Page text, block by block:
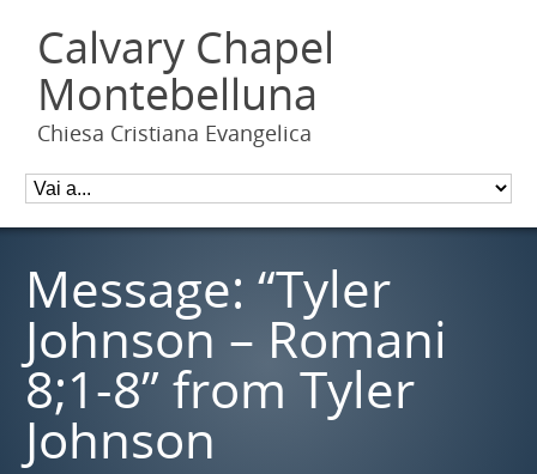
Calvary Chapel
Montebelluna
Chiesa Cristiana Evangelica
Message: “Tyler
Johnson – Romani
8;1-8” from Tyler
Johnson